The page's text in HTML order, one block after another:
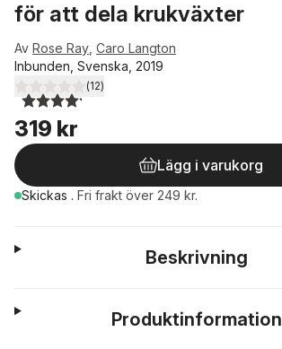
för att dela krukväxter
Av Rose Ray Caro Langton
Inbunden, Svenska, 2019
4,2utav 5 stjärnor. Totalt antal röster:
(12)
319 kr
Lägg i varukorg
Skickas . Fri frakt över 249 kr.
Beskrivning
Produktinformation